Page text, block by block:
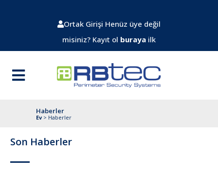
Ortak Girişi Henüz üye değil
misiniz? Kayıt ol buraya ilk
Haberler
Ev > Haberler
Son Haberler